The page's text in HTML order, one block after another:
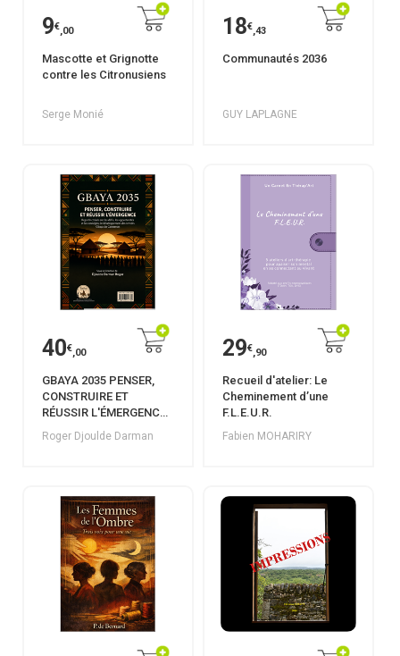
9€,00
Mascotte et Grignotte
contre les Citronusiens
Serge Monié
18€,43
Communautés 2036
GUY LAPLAGNE
40€,00
GBAYA 2035 PENSER,
CONSTRUIRE ET
RÉUSSIR L'ÉMERGENCE
COLLECTIVE
Roger Djoulde Darman
29€,90
Recueil d'atelier: Le
Cheminement d’une
F.L.E.U.R.
Fabien MOHARIRY